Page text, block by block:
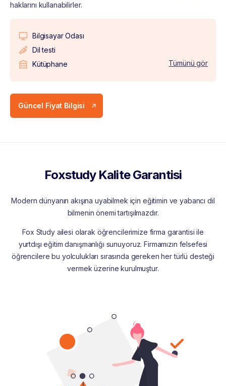
haklarını kullanabilirler.
Bilgisayar Odası
Dil testi
Kütüphane
Tümünü gör
Güncel Fiyat Bilgisi
Foxstudy Kalite Garantisi
Modern dünyanın akışına uyabilmek için eğitimin ve yabancı dil
bilmenin önemi tartışılmazdır.
Fox Study ailesi olarak öğrencilerimize firma garantisi ile
yurtdışı eğitim danışmanlığı sunuyoruz. Firmamızın felsefesi
öğrencilere bu yolculukları sırasında gereken her türlü desteği
vermek üzerine kurulmuştur.